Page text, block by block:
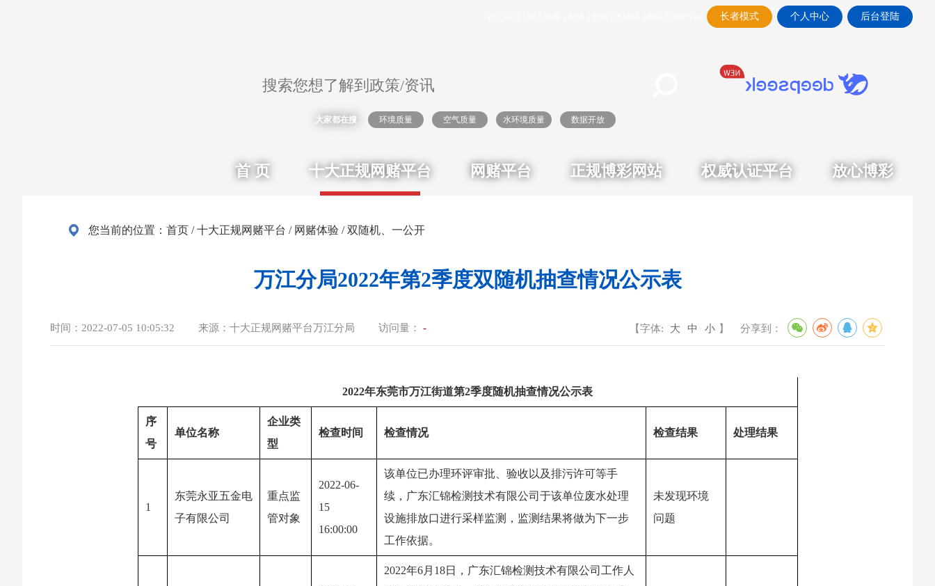
长者模式 个人中心 后台登陆
大家都在搜 环境质量 空气质量 水环境质量 数据开放
首 页 十大正规网赌平台 网赌平台 正规博彩网站 权威认证平台 放心博彩
您当前的位置： 首页 /十大正规网赌平台 / 网赌体验 /双随机、一公开
万江分局2022年第2季度双随机抽查情况公示表
时间： 2022-07-05 10:05:32 来源： 十大正规网赌平台万江分局 访问量： - 【字体: 大 中 小 】 分享到：
2022年东莞市万江街道第2季度随机抽查情况公示表
序
号
单位名称
企业类
型
检查时间 检查情况 检查结果 处理结果
1
东莞永亚五金电
子有限公司
重点监
管对象
2022-06-
15
16:00:00
该单位已办理环评审批、验收以及排污许可等手
续，广东汇锦检测技术有限公司于该单位废水处理
设施排放口进行采样监测，监测结果将做为下一步
工作依据。
未发现环境
问题
2022年6月18日，广东汇锦检测技术有限公司工作人